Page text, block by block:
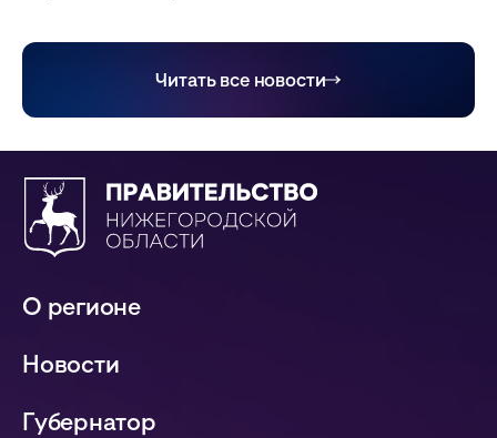
Читать все новости
О регионе
Новости
Губернатор